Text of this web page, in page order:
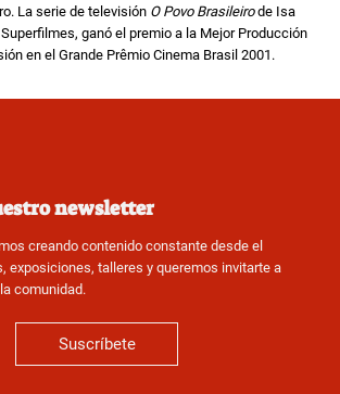
La serie de televisión O Povo Brasileirode Isa
ganó el premio a la Mejor Producción
en el Grande Prêmio Cinema Brasil 2001.
newsletter
creando contenido constante desde el
exposiciones, talleres y queremos invitarte a
comunidad.
Suscríbete